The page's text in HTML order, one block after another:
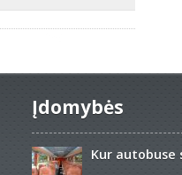
Įdomybės
Kur autobuse